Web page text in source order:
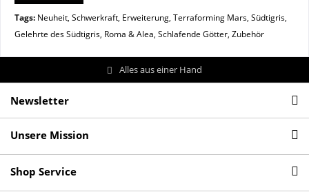
Tags: Neuheit, Schwerkraft, Erweiterung, Terraforming Mars, Südtigris,
Gelehrte des Südtigris, Roma & Alea, Schlafende Götter, Zubehör
Alles aus einer Hand
Newsletter
Unsere Mission
Shop Service